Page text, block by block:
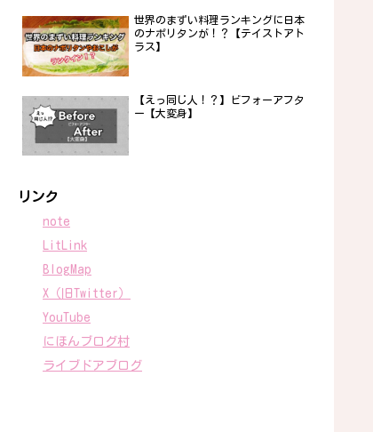
世界のまずい料理ランキングに日本
のナポリタンが！？【テイストアト
ラス】
【えっ同じ人！？】ビフォーアフタ
ー【大変身】
リンク
note
LitLink
BlogMap
X（旧Twitter）
YouTube
にほんブログ村
ライブドアブログ